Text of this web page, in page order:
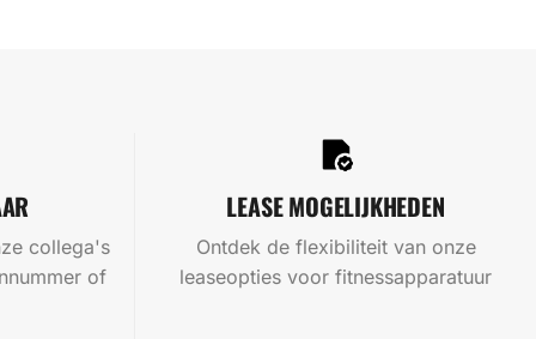
collega's
of
LEASE MOGELIJKHEDEN
Ontdek de flexibiliteit van onze
leaseopties voor fitnessapparatuur